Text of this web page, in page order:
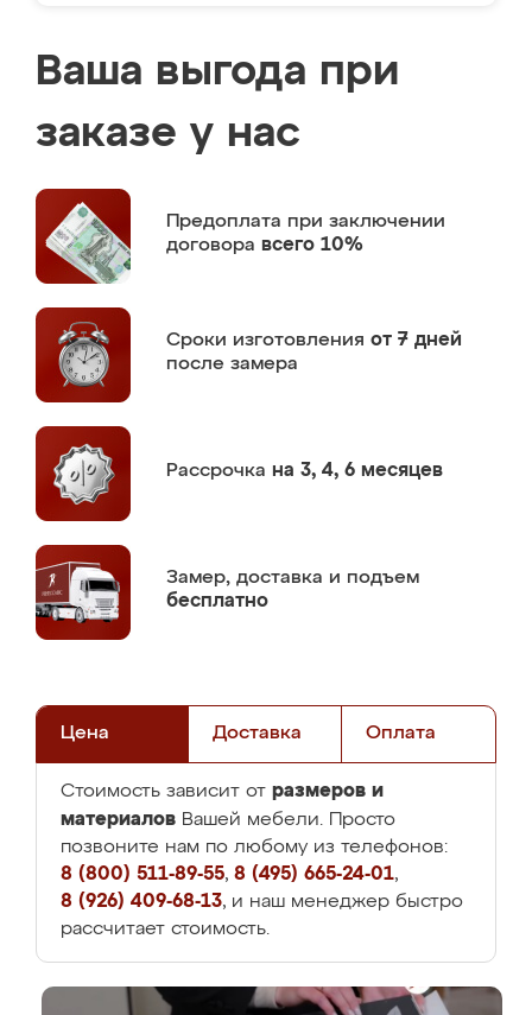
Ваша выгода при
заказе у нас
Предоплата при заключении
договора всего 10%
Сроки изготовления от 7 дней
после замера
Рассрочка на 3, 4, 6 месяцев
Замер, доставка и подъем
бесплатно
Цена Доставка Оплата
Стоимость зависит от размеров и
материалов Вашей мебели. Просто
позвоните нам по любому из телефонов:
8 (800) 511-89-55, 8 (495) 665-24-01,
8 (926) 409-68-13, и наш менеджер быстро
рассчитает стоимость.